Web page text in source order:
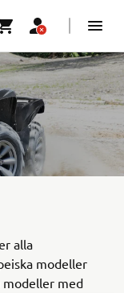
alla
modeller
modeller med